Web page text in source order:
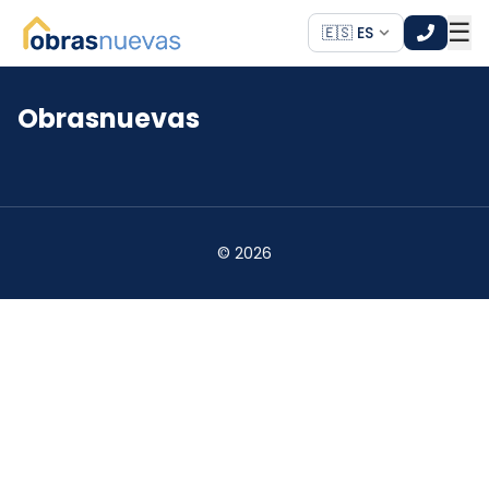
🇪🇸 ES ☰
*
Obrasnuevas
© 2026